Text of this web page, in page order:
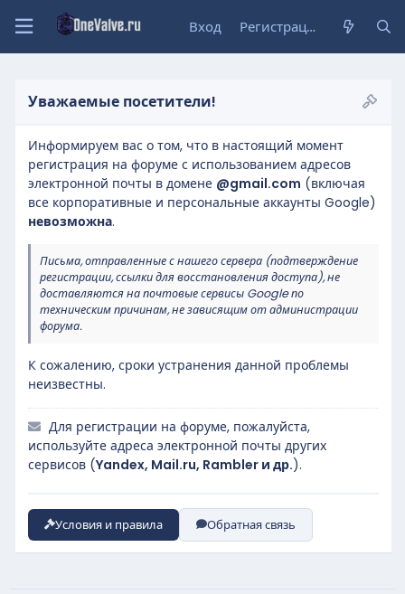
Вход Регистрация
Уважаемые посетители!
Информируем вас о том, что в настоящий момент
регистрация на форуме с использованием адресов
электронной почты в домене @gmail.com (включая
все корпоративные и персональные аккаунты Google)
невозможна.
Письма, отправленные с нашего сервера (подтверждение
регистрации, ссылки для восстановления доступа), не
доставляются на почтовые сервисы Google по
техническим причинам, не зависящим от администрации
форума.
К сожалению, сроки устранения данной проблемы
неизвестны.
Для регистрации на форуме, пожалуйста,
используйте адреса электронной почты других
сервисов (Yandex, Mail.ru, Rambler и др.).
Условия и правила Обратная связь